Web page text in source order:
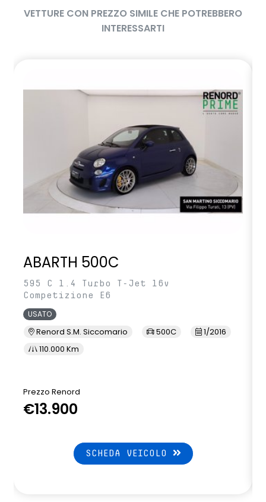
VETTURE CON PREZZO SIMILE CHE POTREBBERO
INTERESSARTI
ABARTH 500C
595 C 1.4 Turbo T-Jet 16v
Competizione E6
USATO
Renord S.M. Siccomario 500C
1/2016
110.000 Km
Prezzo Renord
€13.900
SCHEDA VEICOLO